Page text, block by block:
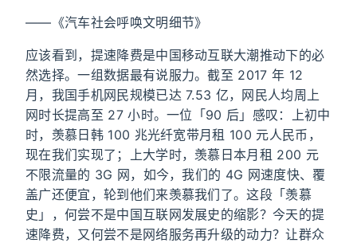
——《汽车社会呼唤文明细节》
应该看到，提速降费是中国移动互联大潮推动下的必
然选择。一组数据最有说服力。截至 2017 年 12
月，我国手机网民规模已达 7.53 亿，网民人均周上
网时长提高至 27 小时。一位「90 后」感叹：上初中
时，羡慕日韩 100 兆光纤宽带月租 100 元人民币，
现在我们实现了；上大学时，羡慕日本月租 200 元
不限流量的 3G 网，如今，我们的 4G 网速度快、覆
盖广还便宜，轮到他们来羡慕我们了。这段「羡慕
史」，何尝不是中国互联网发展史的缩影？今天的提
速降费，又何尝不是网络服务再升级的动力？让群众